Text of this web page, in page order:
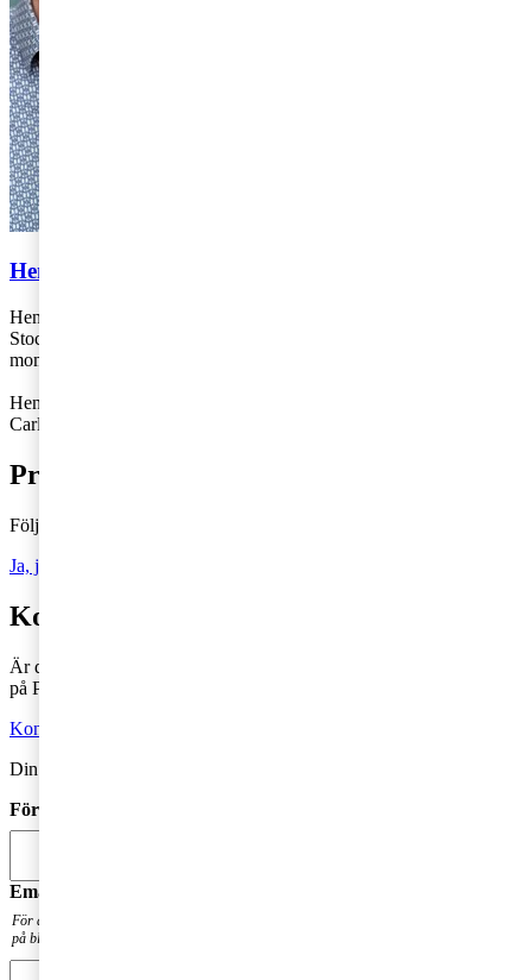
Henrik Gustavsson & Carl Eberstein
Henrik Gustafsson och Carl Eberstein arbetar på PwC:s kontor i
Stockholm. Henrik och Carl är skatterådgivare och fokuserar på
momsfrågor.
Henrik: 010-213 38 27,
Carl: 073-860 18 80,
Prenumerera på Tax matters
Följ vår blogg och håll dig uppdaterad på det senaste inom skatt
Ja, jag vill prenumerera på Tax matters
Kontakta en skatterådgivare
Är du intresserad av våra tjänster och vill komma i kontakt med oss
på PwC?
Kontakta oss
Din kommentar publiceras i anslutning till blogginlägget.
Förnamn
Email
För att få en notis när din fråga har besvarats. Din mailadress kommer inte att publiceras
på bloggen.